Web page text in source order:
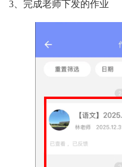
3、完成老师下发的作业